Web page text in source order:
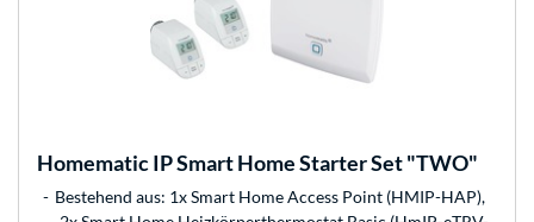
Homematic IPSmart Home Starter Set "TWO"
Bestehend aus: 1x Smart Home Access Point (HMIP-HAP),